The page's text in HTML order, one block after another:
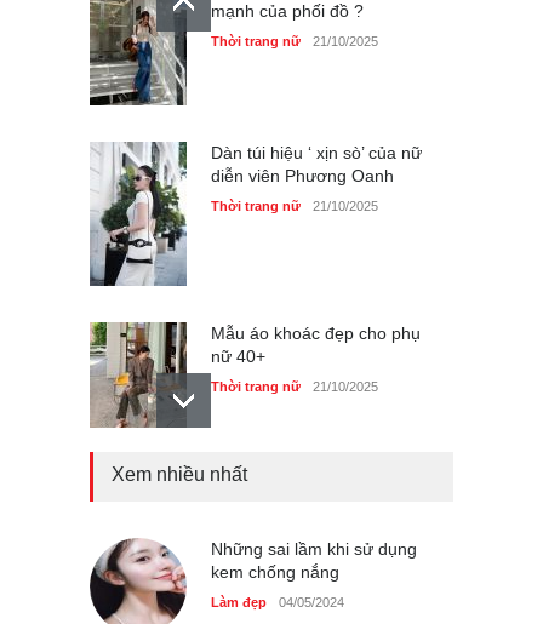
Truy tìm thông tin áo bra
4 mẫu giày tôn dáng được
phụ nữ Pháp tin dùng
Thời trang nữ 14/10/2025
Xem nhiều nhất
Những sai lầm khi sử dụng
kem chống nắng
Làm đẹp 04/05/2024